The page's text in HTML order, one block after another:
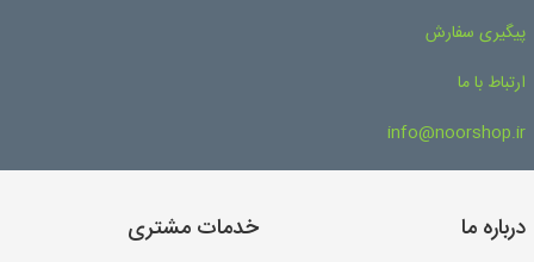
پیگیری سفارش
ارتباط با ما
info@noorshop.ir
درباره ما خدمات مشتری